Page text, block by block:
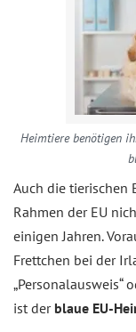
Heimtiere benötigen
Auch die tierischen
Rahmen der EU
einigen Jahren.
Frettchen bei der
„Personalausweis“
ist der blaue EU-